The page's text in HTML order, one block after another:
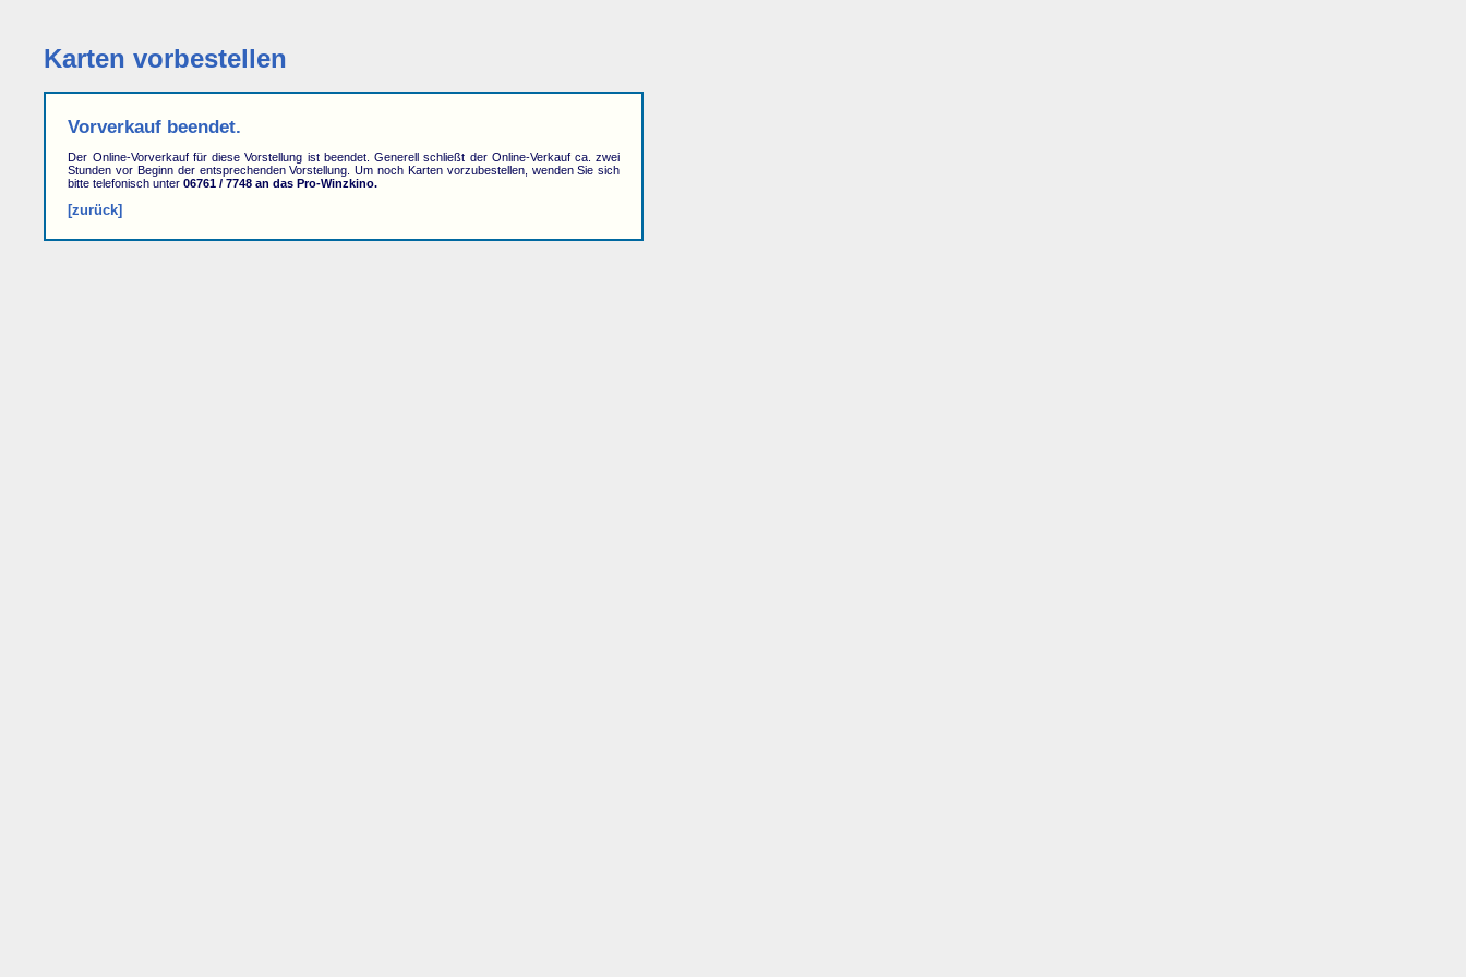
Karten vorbestellen
Vorverkauf beendet.
Der Online-Vorverkauf für diese Vorstellung ist beendet. Generell schließt der Online-Verkauf ca. zwei
Stunden vor Beginn der entsprechenden Vorstellung. Um noch Karten vorzubestellen, wenden Sie sich
bitte telefonisch unter06761 / 7748 an das Pro-Winzkino.
[zurück]